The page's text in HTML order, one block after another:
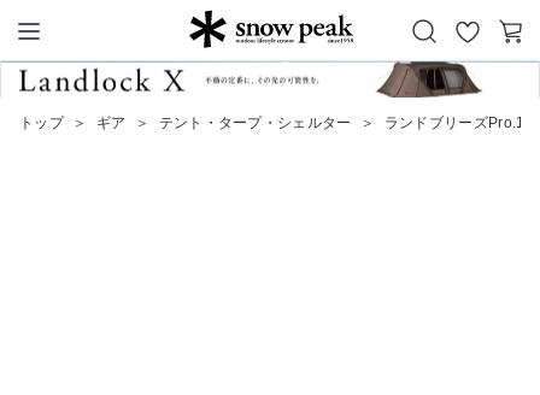
Snow Peak
お
気
カ
トップ ＞ ギア ＞ テント・タープ・シェルター ＞ ランドブリーズPro.1